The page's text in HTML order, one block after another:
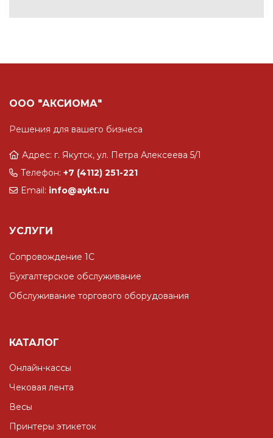
ООО "АКСИОМА"
Решения для вашего бизнеса
Адрес: г. Якутск, ул. Петра Алексеева 5/1
Телефон: +7 (4112) 251-221
Email: info@aykt.ru
УСЛУГИ
Сопровождение 1С
Бухгалтерское обслуживание
Обслуживание торгового оборудования
КАТАЛОГ
Онлайн-кассы
Чековая лента
Весы
Принтеры этикеток